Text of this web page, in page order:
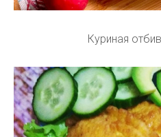
Куриная